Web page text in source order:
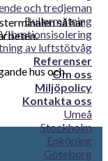
och tredjeman
Bullermätning
Vibrationsisolering
av luftstötvåg
Referenser
Om oss
Miljöpolicy
Kontakta oss
Umeå
Stockholm
Enköping
Göteborg
så har
hus och